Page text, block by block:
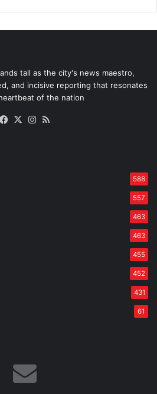
tall as the city's news maestro,
and incisive reporting that resonates
of the nation
Facebook
X Instagram
588
557
463
463
455
452
431
61